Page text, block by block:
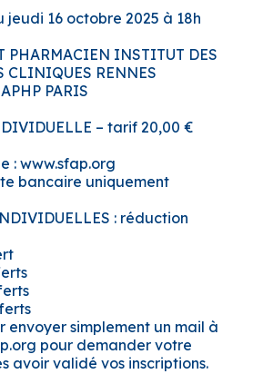
jeudi 16 octobre 2025 à 18h
PHARMACIEN INSTITUT DES
CLINIQUES RENNES
PARIS
– tarif 20,00 €
: www.sfap.org
bancaire uniquement
: réduction
envoyer simplement un mail à
pour demander votre
avoir validé vos inscriptions.